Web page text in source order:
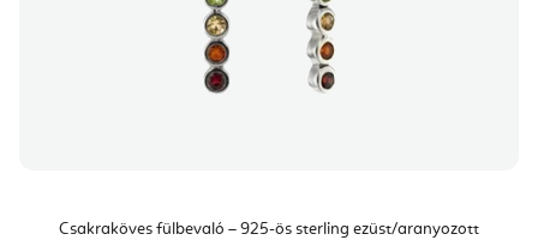
Csakraköves fülbevaló – 925-ös sterling ezüst/aranyozott